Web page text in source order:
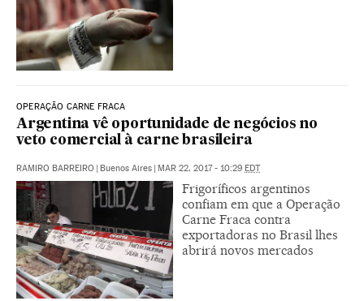
OPERAÇÃO CARNE FRACA
Argentina vê oportunidade de negócios no
veto comercial à carne brasileira
RAMIRO BARREIRO | Buenos Aires | MAR 22, 2017 - 10:29 EDT
Frigoríficos argentinos
confiam em que a Operação
Carne Fraca contra
exportadoras no Brasil lhes
abrirá novos mercados